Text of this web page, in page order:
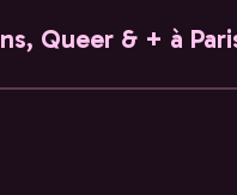
Queer & + à